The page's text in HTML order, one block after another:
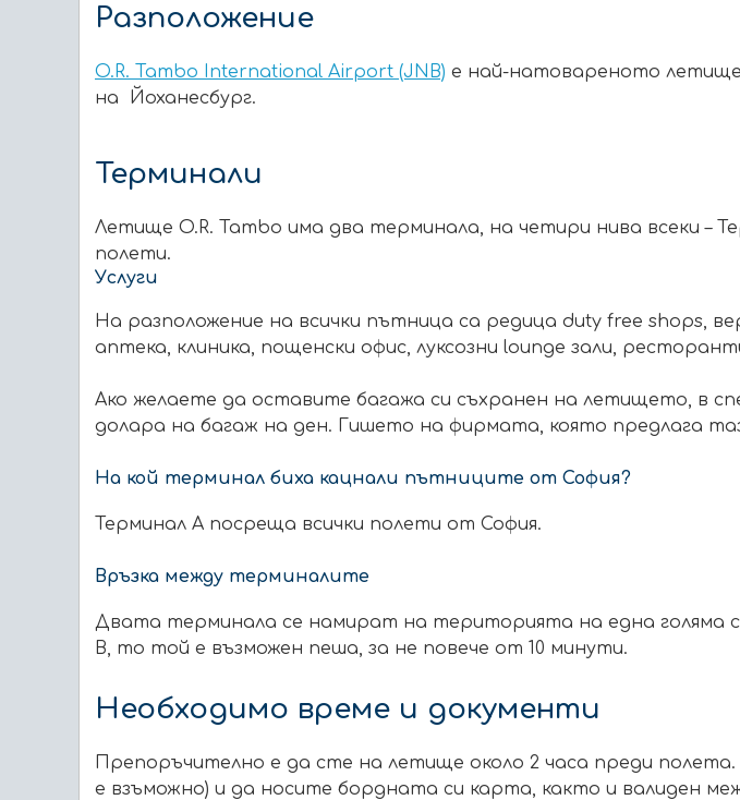
Разположение
O.R. Tambo International Airport (JNB) е най-натовареното
на Йоханесбург.
Терминали
Летище O.R. Tambo има два терминала, на четири нива всеки –
полети.
Услуги
На разположение на всички пътница са редица duty free shops,
аптека, клиника, пощенски офис, луксозни lounge зали,
Ако желаете да оставите багажа си съхранен на летището, в
долара на багаж на ден. Гишето на фирмата, която предлага
На кой терминал биха кацнали пътниците от София?
Терминал А посреща всички полети от София.
Връзка между терминалите
Двата терминала се намират на територията на една голяма
B, то той е възможен пеша, за не повече от 10 минути.
Необходимо време и документи
Препоръчително е да сте на летище около 2 часа преди
е взъможно) и да носите бордната си карта, както и валиден